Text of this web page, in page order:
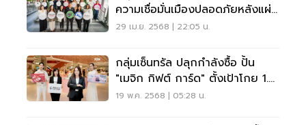
ความเชื่อมั่นเมืองปลอดภัยหลังแผ่น
ดินไหว
29 เม.ย. 2568 | 22:05 น.
กลุ่มเซ็นทรัล ปลุกกำลังซื้อ ปั้น
"เมจิก กิฟต์ การ์ด" ตั้งเป้าโกย 1.4
พันล้าน
19 พ.ค. 2568 | 05:28 น.